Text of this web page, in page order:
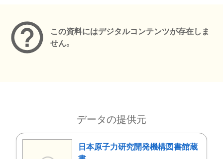
この資料にはデジタルコンテンツが存在しま
せん。
データの提供元
日本原子力研究開発機構図書館蔵